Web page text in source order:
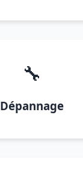
🔧
Dépannage